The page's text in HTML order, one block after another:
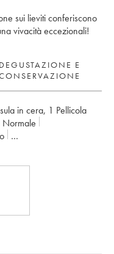
sui lieviti conferiscono
vivacità eccezionali!
DEGUSTAZIONE E
in cera, 1 Pellicola
Normale
no
de Bellevue